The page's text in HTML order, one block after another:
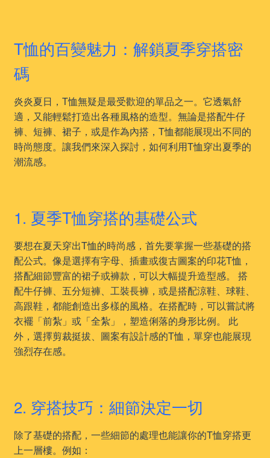
T恤的百變魅力：解鎖夏季穿搭密
碼
炎炎夏日，T恤無疑是最受歡迎的單品之一。它透氣舒
適，又能輕鬆打造出各種風格的造型。無論是搭配牛仔
褲、短褲、裙子，或是作為內搭，T恤都能展現出不同的
時尚態度。讓我們來深入探討，如何利用T恤穿出夏季的
潮流感。
1. 夏季T恤穿搭的基礎公式
要想在夏天穿出T恤的時尚感，首先要掌握一些基礎的搭
配公式。像是選擇有字母、插畫或復古圖案的印花T恤，
搭配細節豐富的裙子或褲款，可以大幅提升造型感。 搭
配牛仔褲、五分短褲、工裝長褲，或是搭配涼鞋、球鞋、
高跟鞋，都能創造出多樣的風格。在搭配時，可以嘗試將
衣襬「前紮」或「全紮」，塑造俐落的身形比例。 此
外，選擇剪裁挺拔、圖案有設計感的T恤，單穿也能展現
強烈存在感。
2. 穿搭技巧：細節決定一切
除了基礎的搭配，一些細節的處理也能讓你的T恤穿搭更
上一層樓。例如：